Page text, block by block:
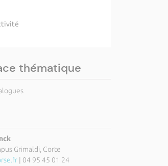
thématique
Grimaldi, Corte
| 04 95 45 01 24